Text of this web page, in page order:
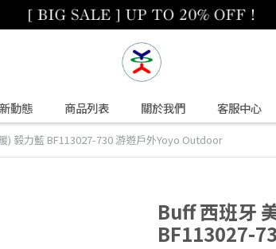
動態 商品列表 關於我們 客服中心
) 毅力藍 BF113027-730 游遊戶外Yoyo Outdoor
Buff 西班牙
BF113027-